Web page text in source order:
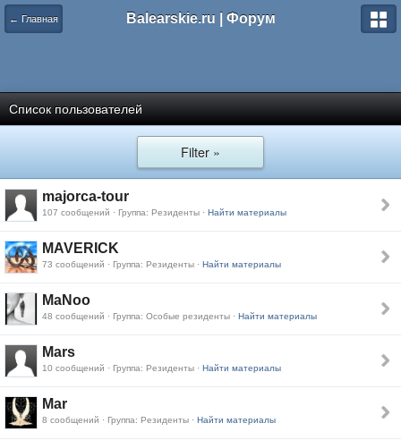
← Главная Balearskie.ru | Форум
Список пользователей
Filter »
majorca-tour
107 сообщений · Группа: Резиденты · Найти материалы
MAVERICK
73 сообщений · Группа: Резиденты · Найти материалы
MaNoo
48 сообщений · Группа: Особые резиденты · Найти материалы
Mars
10 сообщений · Группа: Резиденты · Найти материалы
Mar
8 сообщений · Группа: Резиденты · Найти материалы